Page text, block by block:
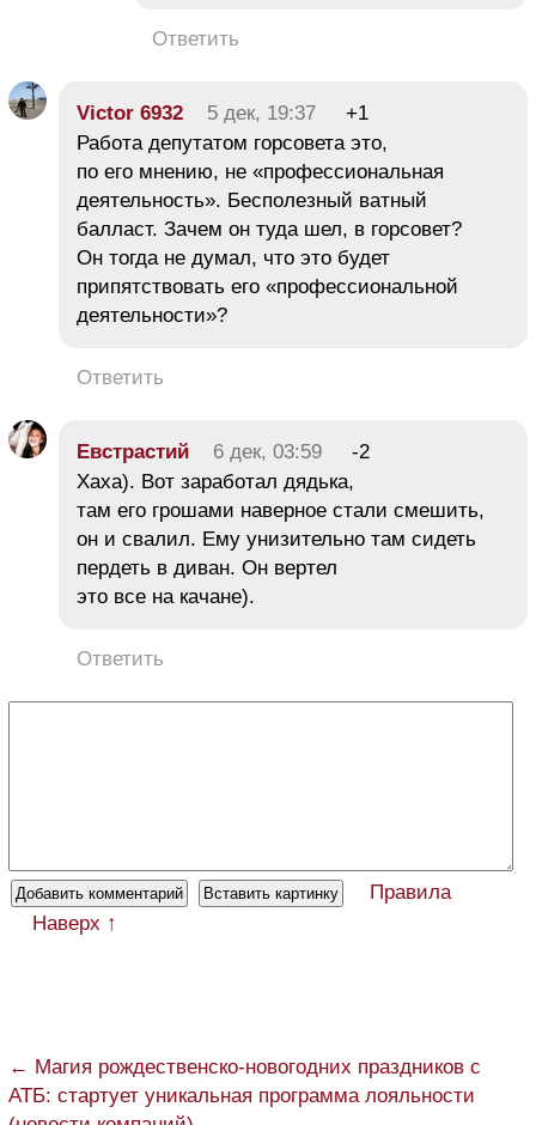
Ответить
Victor 6932 5 дек, 19:37
+1
Работа депутатом горсовета это,
по его мнению, не «профессиональная
деятельность». Бесполезный ватный
балласт. Зачем он туда шел, в горсовет?
Он тогда не думал, что это будет
припятствовать его «профессиональной
деятельности»?
Ответить
Евстрастий 6 дек, 03:59
-2
Хаха). Вот заработал дядька,
там его грошами наверное стали смешить,
он и свалил. Ему унизительно там сидеть
пердеть в диван. Он вертел
это все на качане).
Ответить
Правила
Наверх ↑
← Магия рождественско-новогодних праздников с
АТБ: стартует уникальная программа лояльности